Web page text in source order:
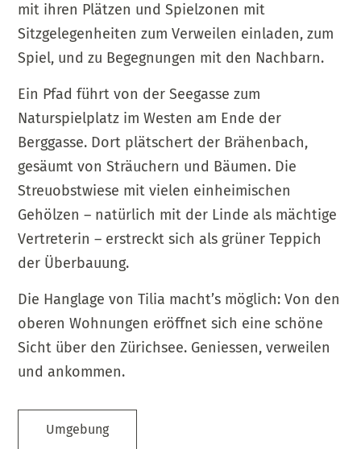
mit ihren Plätzen und Spielzonen mit
Sitzgelegenheiten zum Verweilen einladen, zum
Spiel, und zu Begegnungen mit den Nachbarn.
Ein Pfad führt von derSeegasse zum
Naturspielplatz im Westen am Ende der
Berggasse. Dort plätschert der Brähenbach,
gesäumt von Sträuchern und Bäumen. Die
Streuobstwiese mit vielen einheimischen
Gehölzen– natürlich mit der Linde als mächtige
Vertreterin – erstreckt sich als grüner Teppich
der Überbauung.
Die Hanglage vonTilia macht’s möglich: Von den
oberen Wohnungen eröffnet sich eine schöne
Sicht über den Zürichsee. Geniessen, verweilen
und ankommen.
Umgebung